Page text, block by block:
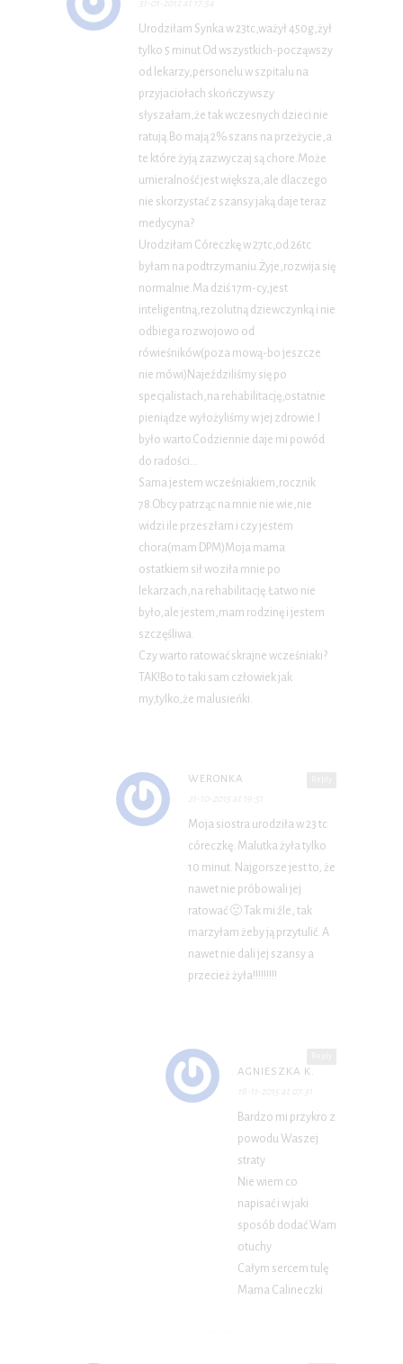
Urodziłam Synka w 23tc,ważył 450g,żył
tylko 5 minut.Od wszystkich-począwszy
od lekarzy,personelu w szpitalu na
przyjaciołach skończywszy
słyszałam,że tak wczesnych dzieci nie
ratują.Bo mają 2% szans na przeżycie,a
te które żyją zazwyczaj są chore.Może
umieralność jest większa,ale dlaczego
nie skorzystać z szansy jaką daje teraz
medycyna?
Urodziłam Córeczkę w 27tc,od 26tc
byłam na podtrzymaniu.Żyje,rozwija się
normalnie.Ma dziś 17m-cy,jest
inteligentną,rezolutną dziewczynką i nie
odbiega rozwojowo od
rówieśników(poza mową-bo jeszcze
nie mówi)Najeździliśmy się po
specjalistach,na rehabilitację,ostatnie
pieniądze wyłożyliśmy w jej zdrowie.I
było warto.Codziennie daje mi powód
do radości…
Sama jestem wcześniakiem,rocznik
78.Obcy patrząc na mnie nie wie,nie
widzi ile przeszłam i czy jestem
chora(mam DPM)Moja mama
ostatkiem sił woziła mnie po
lekarzach,na rehabilitację.Łatwo nie
było,ale jestem,mam rodzinę i jestem
szczęśliwa.
Czy warto ratować skrajne wcześniaki?
TAK!Bo to taki sam człowiek jak
my,tylko,że malusieńki.
WERONKA
Moja siostra urodziła w 23 tc
córeczkę. Malutka żyła tylko
10 minut. Najgorsze jest to, że
nawet nie próbowali jej
ratować 🙁 Tak mi źle, tak
marzyłam żeby ją przytulić. A
nawet nie dali jej szansy a
przecież żyła!!!!!!!!!
AGNIESZKA K.
Bardzo mi przykro z
powodu Waszej
straty
Nie wiem co
napisać i w jaki
sposób dodać Wam
otuchy
Całym sercem tulę
Mama Calineczki